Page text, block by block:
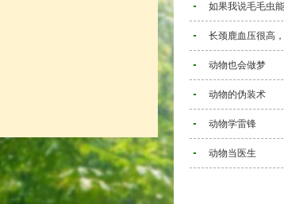
如果我说毛毛虫
长颈鹿血压很高
动物也会做梦
动物的伪装术
动物学雷锋
动物当医生